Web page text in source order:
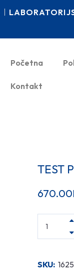
Početna
Kontakt
TEST
670.00
SKU: